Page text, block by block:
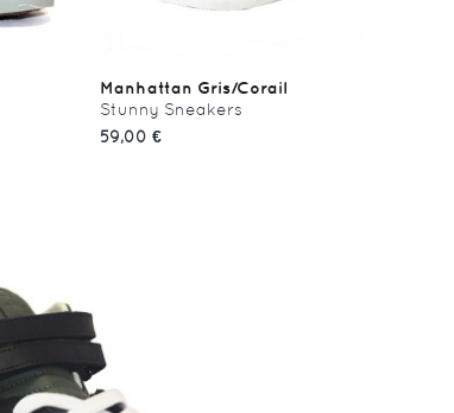
Manhattan Gris/Corail
Stunny Sneakers
59,00 €